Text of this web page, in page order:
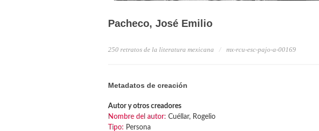
Pacheco, José Emilio
250 retratos de la literatura mexicana mx-rcu-esc-pajo-a-00169
Metadatos de creación
Autor y otros creadores
Nombre del autor: Cuéllar, Rogelio
Tipo: Persona